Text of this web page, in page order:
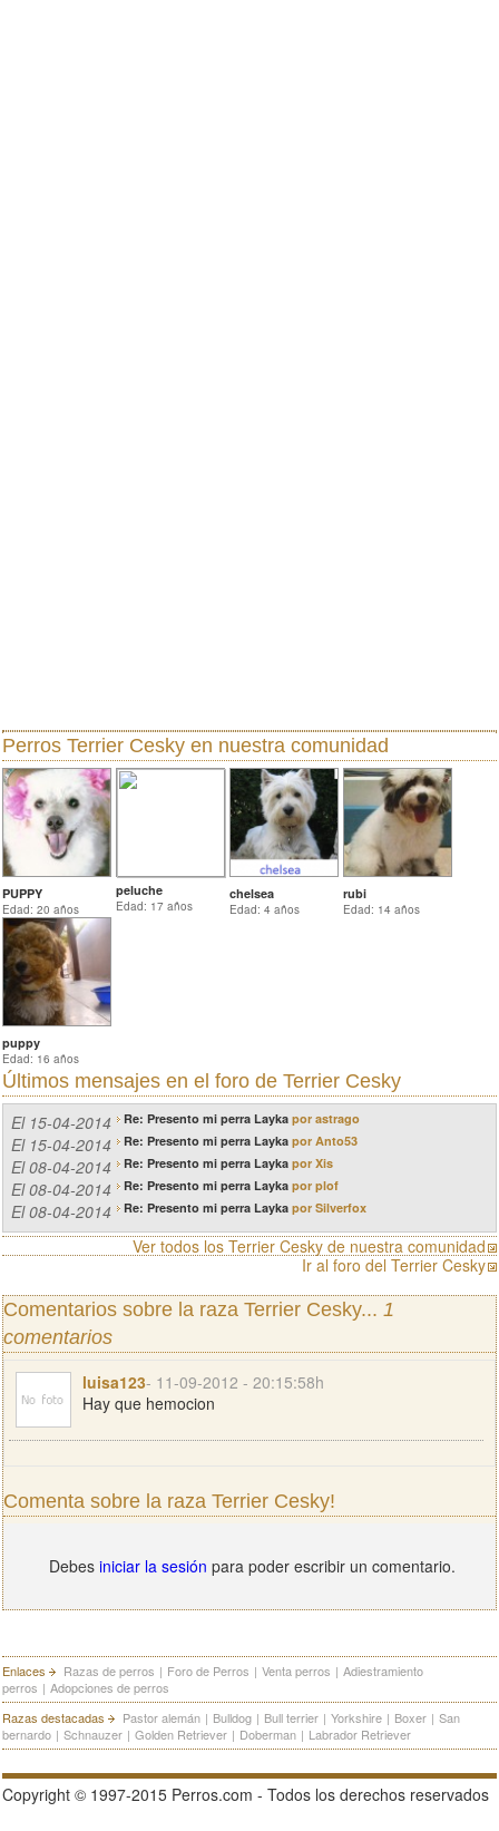
Perros Terrier Cesky en nuestra comunidad
PUPPY
Edad: 20 años
peluche
Edad: 17 años
chelsea
Edad: 4 años
rubi
Edad: 14 años
puppy
Edad: 16 años
Últimos mensajes en el foro de Terrier Cesky
El 15-04-2014
Re: Presento mi perra Layka por astrago
El 15-04-2014 Re: Presento mi perra Layka por Anto53
El 08-04-2014 Re: Presento mi perra Layka por Xis
El 08-04-2014 Re: Presento mi perra Layka por plof
El 08-04-2014 Re: Presento mi perra Layka por Silverfox
Ver todos los Terrier Cesky de nuestra comunidad
Ir al foro del Terrier Cesky
Comentarios sobre la raza Terrier Cesky... 1
comentarios
luisa123- 11-09-2012 - 20:15:58h
Hay que hemocion
Comenta sobre la raza Terrier Cesky!
Debes iniciar la sesión para poder escribir un comentario.
Enlaces Razas de perros | Foro de Perros | Venta perros | Adiestramiento
perros | Adopciones de perros
Razas destacadas
Pastor alemán | Bulldog | Bull terrier | Yorkshire | Boxer | San
bernardo | Schnauzer | Golden Retriever | Doberman | Labrador Retriever
Copyright © 1997-2015 Perros.com - Todos los derechos reservados